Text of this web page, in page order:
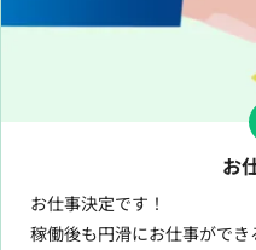
お
お仕事決定です！
稼働後も円滑にお仕事ができ